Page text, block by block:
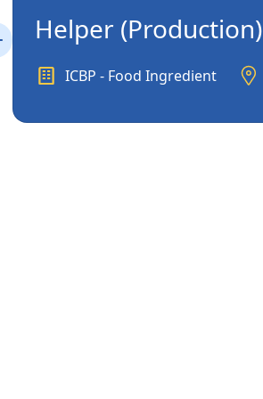
Helper (Production)
ICBP - Food Ingredient